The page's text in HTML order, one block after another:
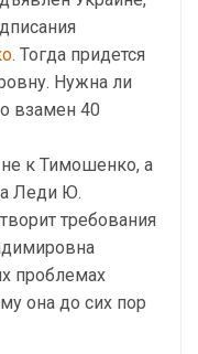
. Тогда придется
Нужна ли
взамен 40
к Тимошенко, а
Леди Ю.
требования
проблемах
она до сих пор